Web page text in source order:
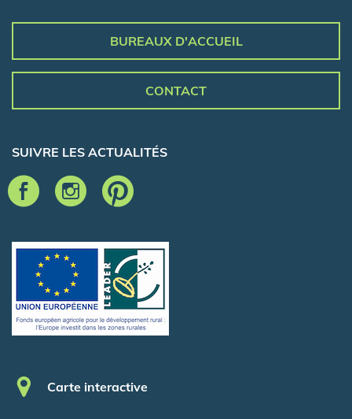
BUREAUX D'ACCUEIL
CONTACT
SUIVRE LES ACTUALITÉS
Pied de page
Carte interactive